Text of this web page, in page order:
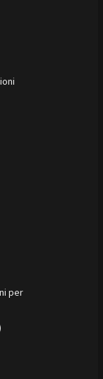
per